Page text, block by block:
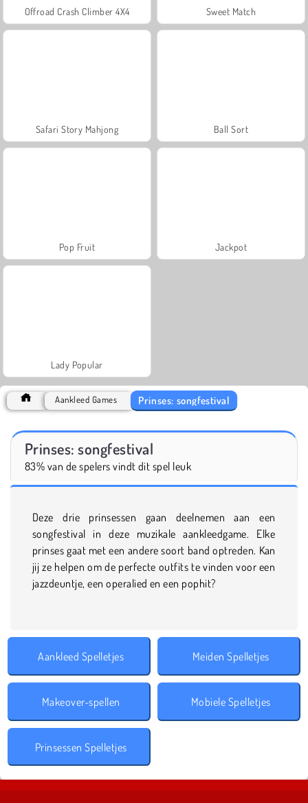
Offroad Crash Climber 4X4 Sweet Match
Safari Story Mahjong Ball Sort
Pop Fruit Jackpot
Lady Popular
Aankleed Games Prinses: songfestival
Prinses: songfestival
83% van de spelers vindt dit spel leuk
Deze drie prinsessen gaan deelnemen aan een
songfestival in deze muzikale aankleedgame. Elke
prinses gaat met een andere soort band optreden. Kan
jij ze helpen om de perfecte outfits te vinden voor een
jazzdeuntje, een operalied en een pophit?
Aankleed Spelletjes Meiden Spelletjes
Makeover-spellen Mobiele Spelletjes
Prinsessen Spelletjes